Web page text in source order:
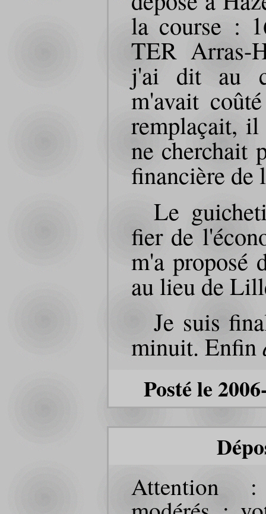
la course :
TER Arras-
j'ai dit au
m'avait
remplaçait,
ne cherchait
financière de
Le
fier de
m'a proposé
au lieu de
Je suis
minuit. Enfin
Posté le
Attention :